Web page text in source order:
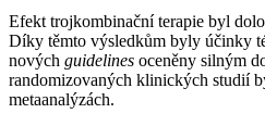
Efekt trojkombinační terapie byl
Díky těmto výsledkům byly účinky
nových guidelines oceněny silným
randomizovaných klinických studií
metaanalýzách.